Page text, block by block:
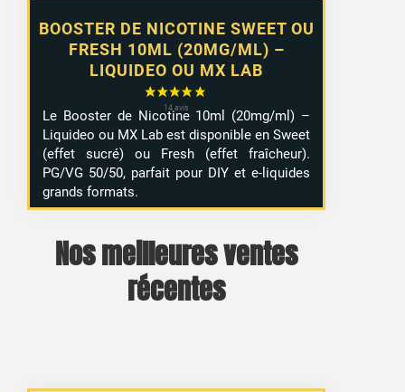
BOOSTER DE NICOTINE SWEET OU
FRESH 10ML (20MG/ML) –
LIQUIDEO OU MX LAB
Le Booster de Nicotine 10ml (20mg/ml) –
Liquideo ou MX Lab est disponible en Sweet
(effet sucré) ou Fresh (effet fraîcheur).
PG/VG 50/50, parfait pour DIY et e-liquides
grands formats.
Nos meilleures ventes
récentes